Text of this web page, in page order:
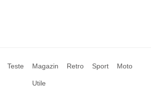
Teste Magazin Retro Sport Moto
Utile